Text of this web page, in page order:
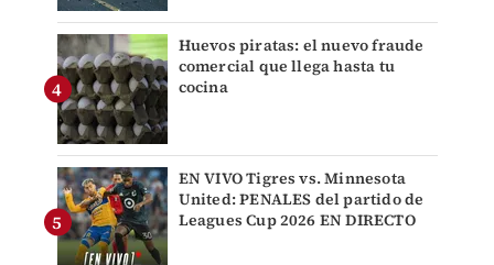
Huevos piratas: el nuevo fraude
comercial que llega hasta tu
cocina
EN VIVO Tigres vs. Minnesota
United: PENALES del partido de
Leagues Cup 2026 EN DIRECTO